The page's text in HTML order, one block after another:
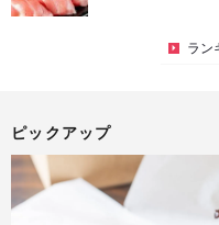
ラン
ピックアップ